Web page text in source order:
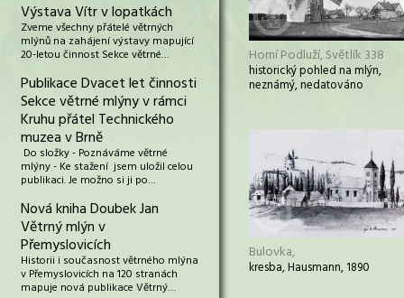
Výstava Vítr v lopatkách
Zveme všechny přátelé větrných
mlýnů na zahájení výstavy mapující
20-letou činnost Sekce větrné…
Publikace Dvacet let činnosti
Sekce větrné mlýny v rámci
Kruhu přátel Technického
muzea v Brně
Do složky - Poznáváme větrné
mlýny - Ke stažení jsem uložil celou
publikaci. Je možno si ji po…
Nová kniha Doubek Jan
Větrný mlýn v
Přemyslovicích
Historii i současnost větrného mlýna
v Přemyslovicích na 120 stranách
mapuje nová publikace Větrný…
Horní Podluží, Světlík 338
historický pohled na mlýn,
neznámý, nedatováno
Bulovka,
kresba, Hausmann, 1890